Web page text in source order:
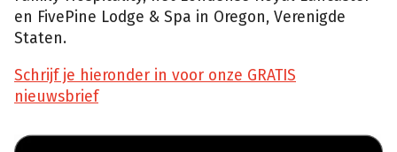
en FivePine Lodge & Spa in Oregon, Verenigde
Staten.
Schrijf je hieronder in voor onze GRATIS
nieuwsbrief